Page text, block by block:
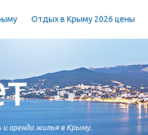
Отдых в Крыму 2026 цены
аренда жилья в Крыму.